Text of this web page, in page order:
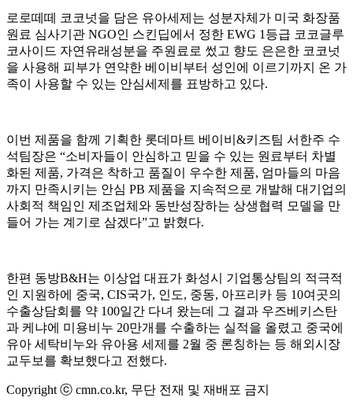
로로떼떼 코코넛을 담은 유아세제는 성분자체가 미국 화장품
원료 심사기관 NGO인 스킨딥에서 정한 EWG 1등급 코코글루
코사이드 자연유래성분을 주원료로 썼고 향도 은은한 코코넛
을 사용해 피부가 연약한 베이비부터 성인에 이르기까지 온 가
족이 사용할 수 있는 안심세제를 표방하고 있다.
이번 제품을 함께 기획한 롯데마트 베이비&키즈팀 서한주 수
석팀장은 “소비자들이 안심하고 믿을 수 있는 원료부터 차별
화된 제품, 가격은 착하고 품질이 우수한 제품, 엄마들의 마음
까지 만족시키는 안심 PB 제품을 지속적으로 개발해 대기업의
사회적 책임인 제조업체와 동반성장하는 상생협력 모델을 만
들어 가는 계기로 삼겠다”고 밝혔다.
한편 동방B&H는 이상업 대표가 화성시 기업통상팀의 적극적
인 지원하에 중국, CIS국가, 인도, 중동, 아프리카 등 10여곳의
수출상담회를 약 100일간 다녀 왔는데 그 결과 우즈베키스탄
과 케냐에 미용비누 20만개를 수출하는 실적을 올렸고 중국에
유아 세탁비누와 유아용 세제를 2월 중 론칭하는 등 해외시장
교두보를 확보했다고 전했다.
Copyright ⓒ cmn.co.kr, 무단 전재 및 재배포 금지